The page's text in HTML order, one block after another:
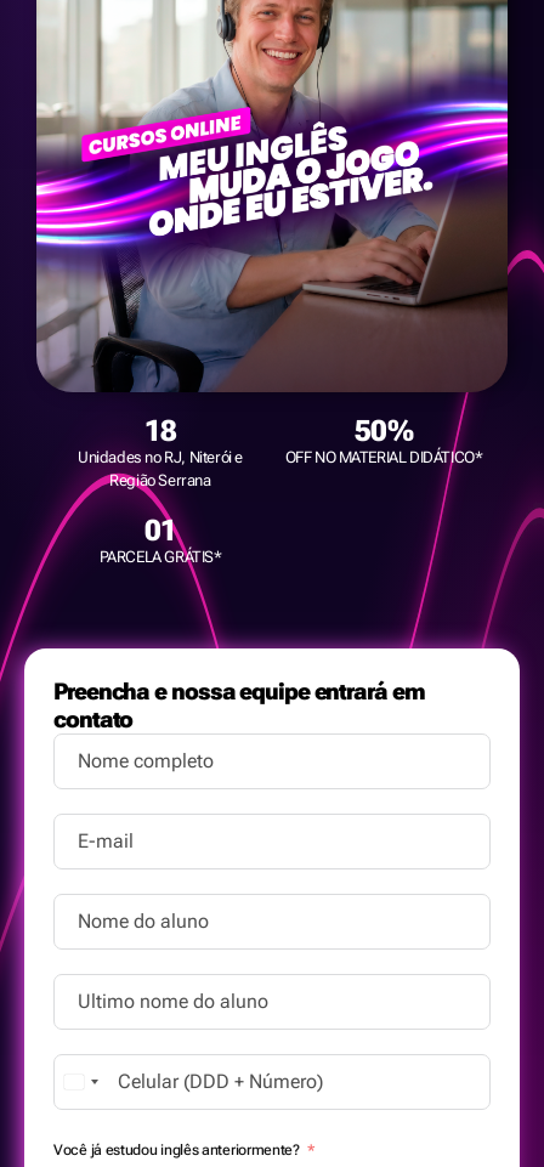
18
Unidades no RJ, Niterói e
Região Serrana
01
PARCELA GRÁTIS*
50%
OFF NO MATERIAL DIDÁTICO*
Preencha e nossa equipe entrará em
contato
Brazil +55
Você já estudou inglês anteriormente?